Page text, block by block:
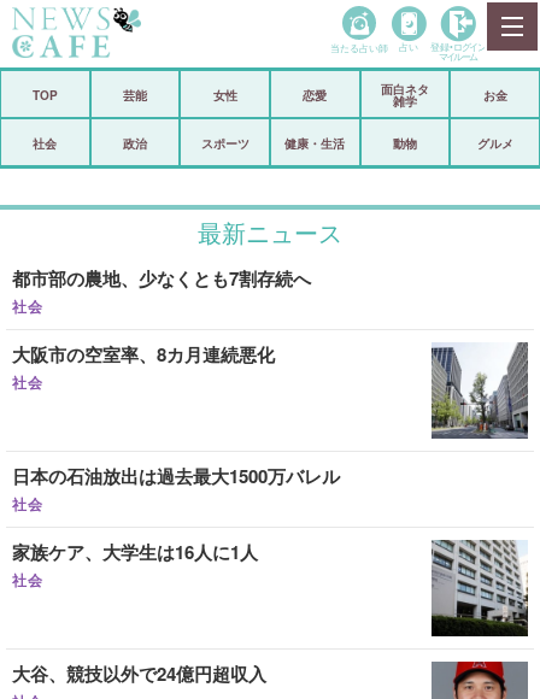
政治
スポーツ
恋愛 ビックリ
コメントポスト アリ／ナシ
登録・ログイン/マイルーム
当たる占い師 占い 登録• ログイン
マイルーム
TOP 芸能 女性 恋愛
面白ネタ
雑学
お金
社会 政治 スポーツ 健康・生活 動物 グルメ
最新ニュース
都市部の農地、少なくとも7割存続へ
社会
大阪市の空室率、8カ月連続悪化
社会
日本の石油放出は過去最大1500万バレル
社会
家族ケア、大学生は16人に1人
社会
大谷、競技以外で24億円超収入